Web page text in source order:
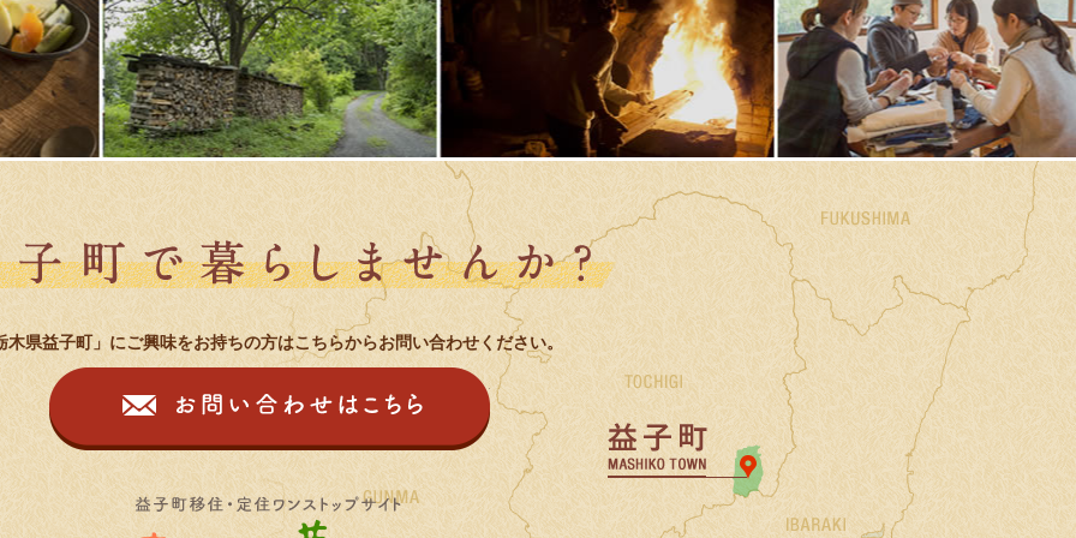
益子町で暮らしませんか？
木県益子町」にご興味をお持ちの方はこちらからお問い合わせください。
お問い合わせはこちら
益子町移住・定住ワンストップサイト・ましこの暮らし